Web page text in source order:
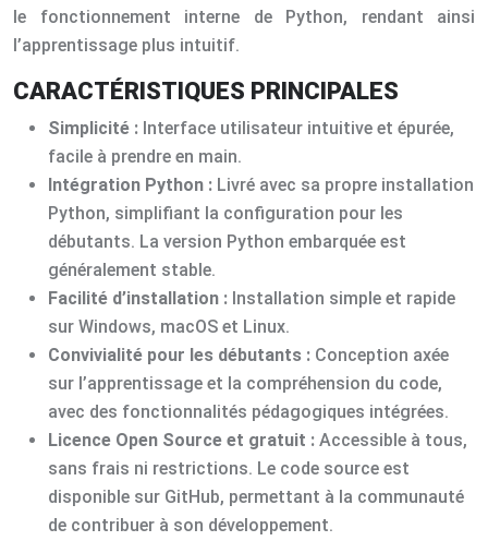
le fonctionnement interne de Python, rendant ainsi
l’apprentissage plus intuitif.
CARACTÉRISTIQUES PRINCIPALES
Simplicité : Interface utilisateur intuitive et épurée,
facile à prendre en main.
Intégration Python : Livré avec sa propre installation
Python, simplifiant la configuration pour les
débutants. La version Python embarquée est
généralement stable.
Facilité d’installation : Installation simple et rapide
sur Windows, macOS et Linux.
Convivialité pour les débutants : Conception axée
sur l’apprentissage et la compréhension du code,
avec des fonctionnalités pédagogiques intégrées.
Licence Open Source et gratuit : Accessible à tous,
sans frais ni restrictions. Le code source est
disponible sur GitHub, permettant à la communauté
de contribuer à son développement.